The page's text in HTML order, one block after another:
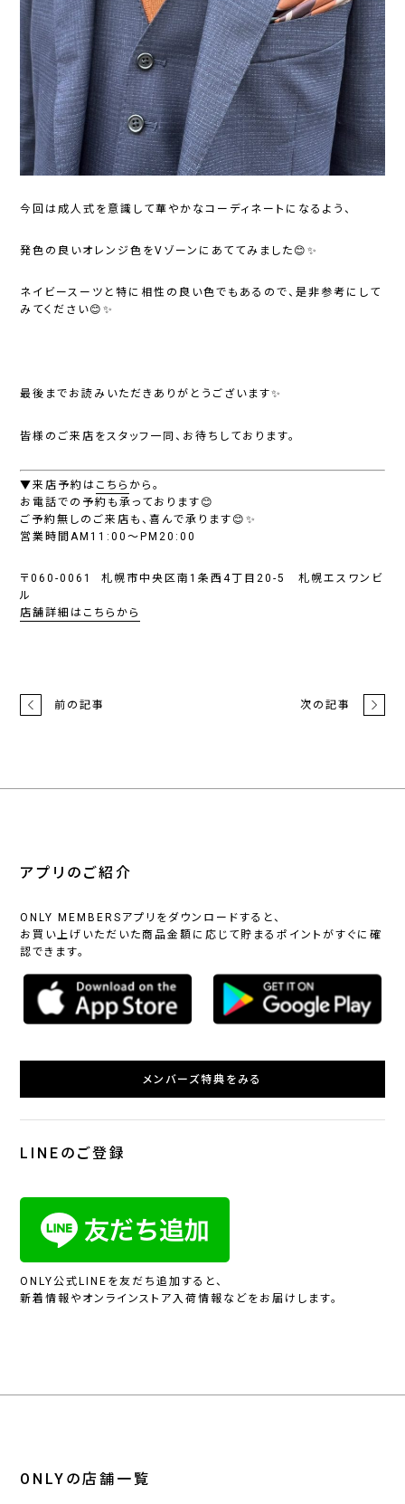
今回は成人式を意識して華やかなコーディネートになるよう、
発色の良いオレンジ色をVゾーンにあててみました😊✨
ネイビースーツと特に相性の良い色でもあるので、是非参考にして
みてください😊✨
最後までお読みいただきありがとうございます✨
皆様のご来店をスタッフ一同、お待ちしております。
▼来店予約は こちら から。
お電話での予約も承っております😊
ご予約無しのご来店も、喜んで承ります😊✨
営業時間AM11:00～PM20:00
〒060-0061 札幌市中央区南1条西4丁目20-5 札幌エスワンビ
ル
店舗詳細はこちらから
前の記事 次の記事
アプリのご紹介
ONLY MEMBERSアプリをダウンロードすると、
お買い上げいただいた商品金額に応じて貯まるポイントがすぐに確
認できます。
メンバーズ特典をみる
LINEのご登録
ONLY公式LINEを友だち追加すると、
新着情報やオンラインストア入荷情報などをお届けします。
ONLYの店舗一覧